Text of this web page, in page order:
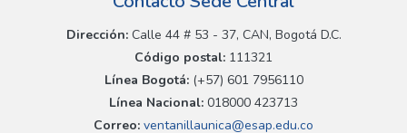
Dirección:Calle 44 # 53 - 37, CAN, Bogotá D.C.
Código postal: 111321
Línea Bogotá:(+57) 601 7956110
Línea Nacional: 018000 423713
Correo: ventanillaunica@esap.edu.co